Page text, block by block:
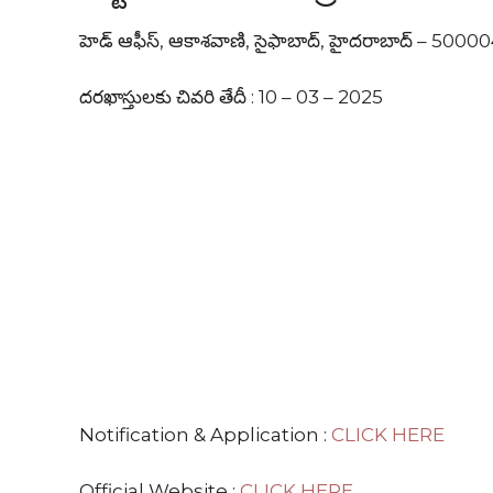
హెడ్ ఆఫీస్, ఆకాశవాణి, సైఫాబాద్, హైదరాబాద్ –
దరఖాస్తులకు చివరి తేదీ : 10 – 03 – 2025
Notification & Application : CLICK HERE